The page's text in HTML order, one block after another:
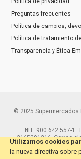
Utilizamos cookies
la nueva directiva sobre
Política de privacidad
Preguntas frecuentes
Política de cambios,
Política de tratamiento
Transparencia y Ética
© 2025 Supermercados
NIT: 900.642.557-1.
3165291216. Correo